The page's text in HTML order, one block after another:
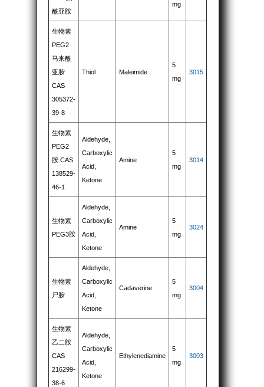
酰亚胺
mg
生物素
PEG2
马来酰
亚胺
CAS
305372-
39-8
Thiol Maleimide
5
mg
3015
生物素
PEG2
胺 CAS
138529-
46-1
Aldehyde,
Carboxylic
Acid,
Ketone
Amine
5
mg
3014
生物素
PEG3胺
Aldehyde,
Carboxylic
Acid,
Ketone
Amine
5
mg
3024
生物素
尸胺
Aldehyde,
Carboxylic
Acid,
Ketone
Cadaverine
5
mg
3004
生物素
乙二胺
CAS
216299-
38-6
Aldehyde,
Carboxylic
Acid,
Ketone
Ethylenediamine
5
mg
3003